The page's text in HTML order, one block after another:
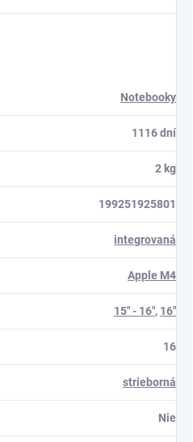
Notebooky
1116 dní
2 kg
199251925801
integrovaná
Apple M4
15" - 16", 16"
16
strieborná
Nie